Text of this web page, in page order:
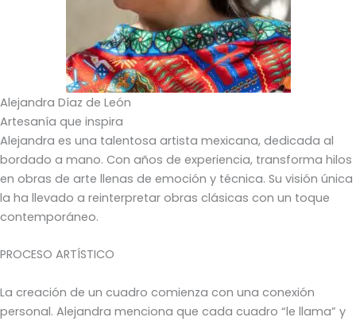
Alejandra Díaz de León
Artesanía que inspira
Alejandra es una talentosa artista mexicana, dedicada al
bordado a mano. Con años de experiencia, transforma hilos
en obras de arte llenas de emoción y técnica. Su visión única
la ha llevado a reinterpretar obras clásicas con un toque
contemporáneo.
PROCESO ARTÍSTICO
La creación de un cuadro comienza con una conexión
personal. Alejandra menciona que cada cuadro “le llama” y